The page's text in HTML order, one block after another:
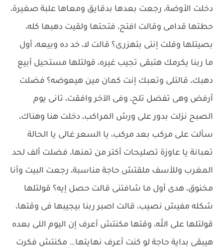
دخلت الأوضة، رجعت بعدها بدقايق ومعاها علبة صغيرة،
حطتها قدامى وقالت افتح، فتحتها ولقيت دهبها كله،
بصيتلها وقلت إنتى بتهزرى؟ قالت لا، خد ده وبيعه، أول
ما ربنا يكرمك هتبقى تجيب غيره، قولتلها مستحيل أبيع
دهبك، قالتلى وتعبك إنت كمان مين هيعوضه؟ فضلت
أرفض وهى تفضل تلح، وفى الآخر وافقت، تانى يوم
الصبح نزلت بدور على ورش المراكب، دخلت هنا وهناك،
سألت على مركب بعد مركب، يا السعر غالى يا الحالة
تعبانة يا عاوزة تصليحات أكتر من تمنها، فضلت ألف لحد
المغرب وللأسف ملقتش حاجة مناسبة، رجعت البيت وأنا
مخنوق، هدى أول ما شافتنى قالت حصل إيه؟ قولتلها
شكله مفيش نصيب، قالت اصبر ربنا بيجيبها فى وقتها،
قولتلها على الله، وقتها مكنتش أعرف إن اليوم اللى بعده
هيبقى بداية حاجة لو كنت أعرف نهايتها… مكنتش فكرت